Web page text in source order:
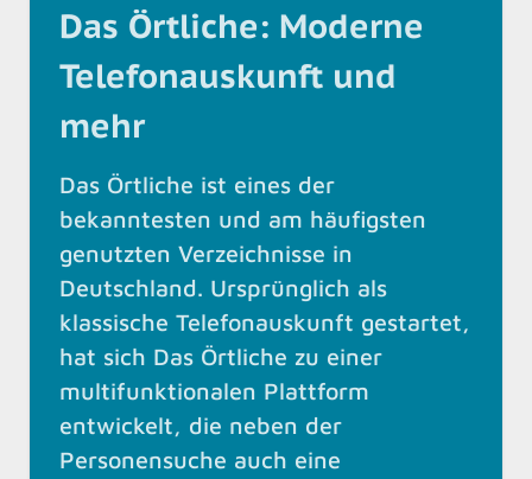
Das Örtliche: Moderne
Telefonauskunft und
mehr
Das Örtliche ist eines der
bekanntesten und am häufigsten
genutzten Verzeichnisse in
Deutschland. Ursprünglich als
klassische Telefonauskunft gestartet,
hat sich Das Örtliche zu einer
multifunktionalen Plattform
entwickelt, die neben der
Personensuche auch eine